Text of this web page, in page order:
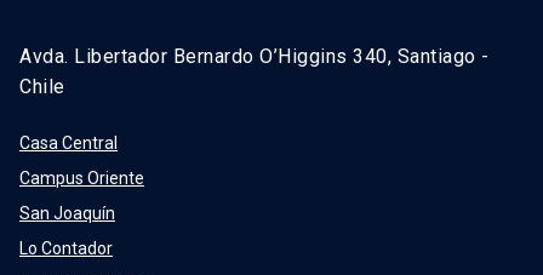
Avda. Libertador Bernardo O’Higgins 340, Santiago -
Chile
Casa Central
Campus Oriente
San Joaquín
Lo Contador